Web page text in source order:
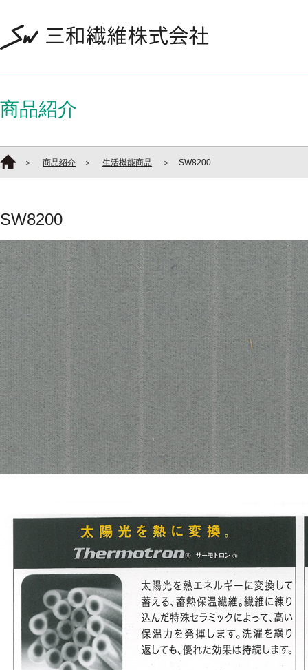
商品紹介
＞ 商品紹介 ＞ 生活機能商品 ＞ SW8200
SW8200